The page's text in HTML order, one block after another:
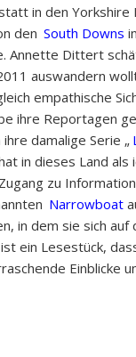
in den Yorkshire
den South Downs
Annette Dittert
auswandern
empathische
ihre Reportagen
damalige Serie „
in dieses Land als
zu
Narrowboat
in dem sie sich auf
ein Lesestück,
Einblicke